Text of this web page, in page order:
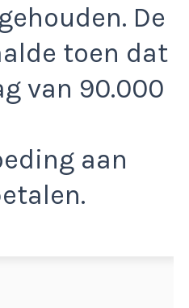
De
toen dat
van 90.000
aan